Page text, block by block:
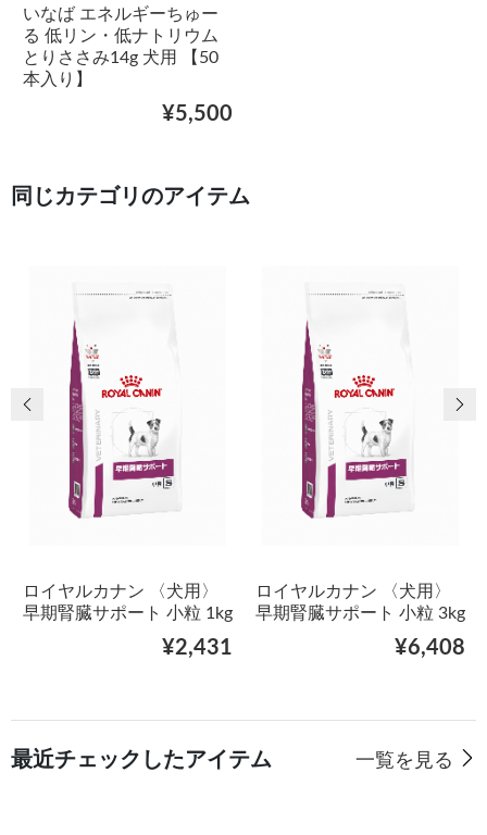
いなば エネルギーちゅー
る 低リン・低ナトリウム
とりささみ14g 犬用 【50
本入り】
¥5,500
同じカテゴリのアイテム
ロイヤルカナン 〈犬用〉
早期腎臓サポート 小粒 1kg
¥2,431
ロイヤルカナン 〈犬用〉
早期腎臓サポート 小粒 3kg
¥6,408
前の画像 次
最近チェックしたアイテム 一覧を見る